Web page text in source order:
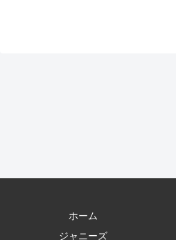
ホーム
ジャニーズ